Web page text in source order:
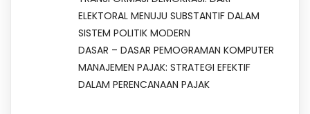
ELEKTORAL MENUJU SUBSTANTIF DALAM
SISTEM POLITIK MODERN
DASAR – DASAR PEMOGRAMAN KOMPUTER
MANAJEMEN PAJAK: STRATEGI EFEKTIF
DALAM PERENCANAAN PAJAK